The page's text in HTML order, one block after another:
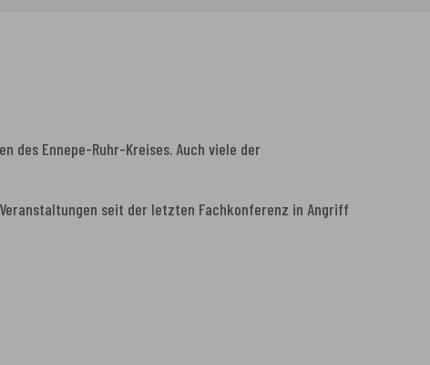
des Ennepe-Ruhr-Kreises. Auch viele der
seit der letzten Fachkonferenz in Angriff